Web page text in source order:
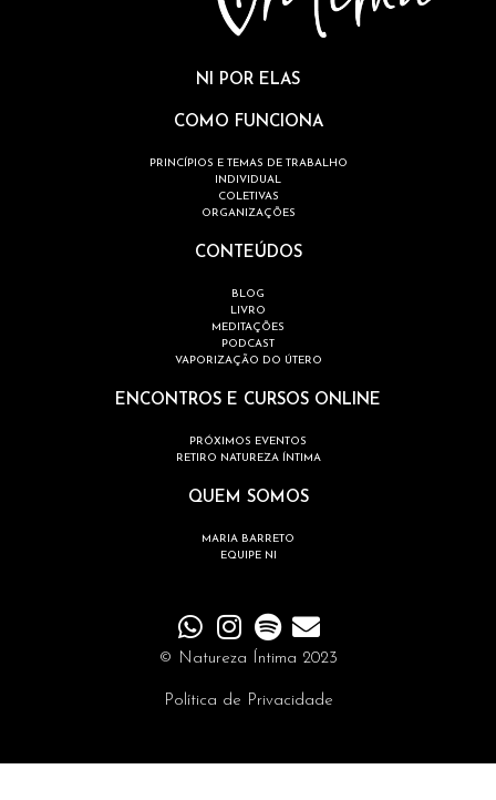
NI POR ELAS
COMO FUNCIONA
PRINCÍPIOS E TEMAS DE TRABALHO
INDIVIDUAL
COLETIVAS
ORGANIZAÇÕES
CONTEÚDOS
BLOG
LIVRO
MEDITAÇÕES
PODCAST
VAPORIZAÇÃO DO ÚTERO
ENCONTROS E CURSOS ONLINE
PRÓXIMOS EVENTOS
RETIRO NATUREZA ÍNTIMA
QUEM SOMOS
MARIA BARRETO
EQUIPE NI
© Natureza Íntima 2023
Política de Privacidade